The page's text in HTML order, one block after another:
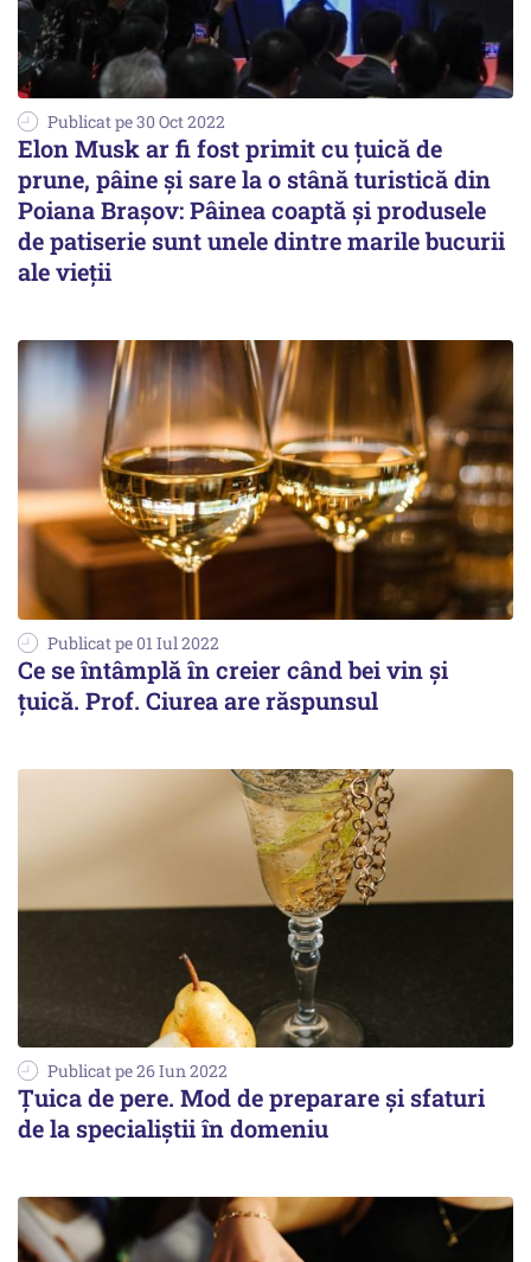
Publicat pe 30 Oct 2022
Elon Musk ar fi fost primit cu țuică de
prune, pâine și sare la o stână turistică din
Poiana Brașov: Pâinea coaptă și produsele
de patiserie sunt unele dintre marile bucurii
ale vieții
Publicat pe 01 Iul 2022
Ce se întâmplă în creier când bei vin și
țuică. Prof. Ciurea are răspunsul
Publicat pe 26 Iun 2022
Țuica de pere. Mod de preparare și sfaturi
de la specialiștii în domeniu